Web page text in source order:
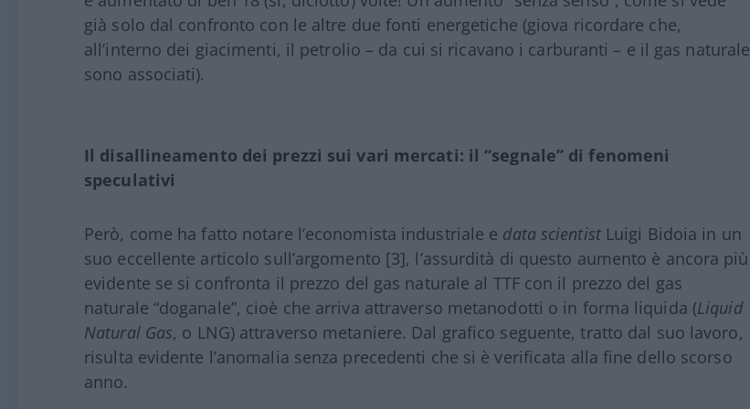
già solo dal confronto con le altre due fonti energetiche (giova ricordare che,
all’interno dei giacimenti, il petrolio – da cui si ricavano i carburanti – e il gas naturale
sono associati).
Il disallineamento dei prezzi sui vari mercati: il “segnale” di fenomeni
speculativi
Però, come ha fatto notare l’economista industriale e data scientistLuigi Bidoia in un
suo eccellente articolo sull’argomento [3], l’assurdità di questo aumento è ancora più
evidente se si confronta il prezzo del gas naturale al TTF con il prezzo del gas
naturale “doganale”, cioè che arriva attraverso metanodotti o in forma liquida (Liquid
Natural Gas, o LNG) attraverso metaniere. Dal grafico seguente, tratto dal suo lavoro,
risulta evidente l’anomalia senza precedenti che si è verificata alla fine dello scorso
anno.